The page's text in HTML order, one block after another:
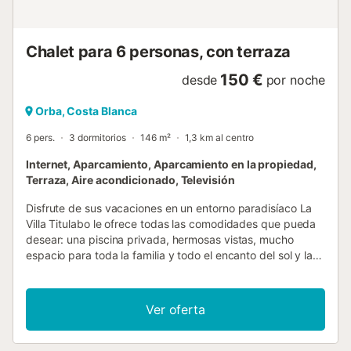
bien equipada cocina y comedor, luego unos pocos
escalones bajan a una cómoda sala de e...
Chalet para 6 personas, con terraza
desde 150 € por noche
Orba, Costa Blanca
6 pers. 3 dormitorios 146 m² 1,3 km al centro
Internet, Aparcamiento, Aparcamiento en la propiedad,
Terraza, Aire acondicionado, Televisión
Disfrute de sus vacaciones en un entorno paradisíaco La
Villa Titulabo le ofrece todas las comodidades que pueda
desear: una piscina privada, hermosas vistas, mucho
espacio para toda la familia y todo el encanto del sol y la
piscina de 8 x 4 m y una impresionante terraza de piscina
con fantásticas vistas sobre el valle de Orba hasta el mar
Mediterráneo. El espacioso salón y la cocina abierta
ofrecen mucho espacio para reunirse con familiares y
Ver oferta